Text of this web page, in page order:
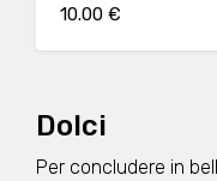
10.00 €
Dolci
Per concludere in